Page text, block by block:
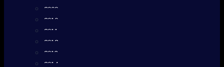
2009 г
2010 г
2011 г
2012 г
2013 г
2014 г